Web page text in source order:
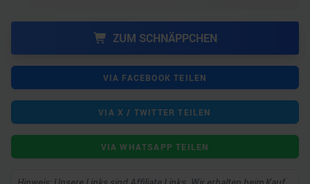
ZUM SCHNÄPPCHEN
VIA FACEBOOK TEILEN
VIA X / TWITTER TEILEN
VIA WHATSAPP TEILEN